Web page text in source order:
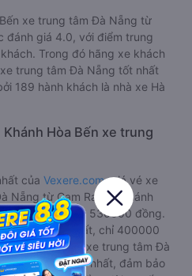
xe trung tâm Đà Nẵng từ
đánh giá 4.0, với điểm trung
Trong đó hãng xe khách
trung tâm Đà Nẵng tốt nhất
189 hành khách là nhà xe Hà
Hòa Bến xe trung
của Vexere.com, giá vé xe
Nẵng từ Cam Ranh - Khánh
400000 đồng - 530000 đồng.
có giá vé rẻ nhất, chỉ 400000
Hòa Bến xe trung tâm Đà
để có giá rẻ nhất, đảm bảo